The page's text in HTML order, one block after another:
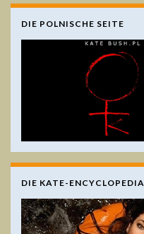
DIE POLNISCHE SEITE
DIE KATE-ENCYCLOPEDIA